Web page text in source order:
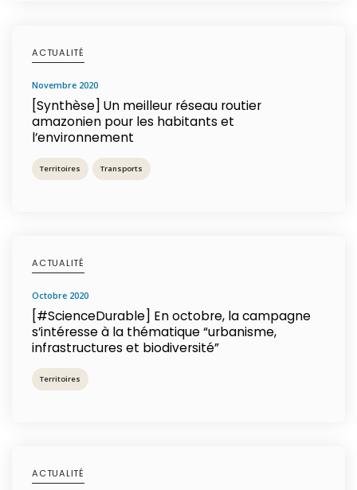
ACTUALITÉ
novembre 2020
[Synthèse] Un meilleur réseau routier
amazonien pour les habitants et
l’environnement
Territoires Transports
ACTUALITÉ
octobre 2020
[#ScienceDurable] En octobre, la campagne
s’intéresse à la thématique “urbanisme,
infrastructures et biodiversité”
Territoires
ACTUALITÉ